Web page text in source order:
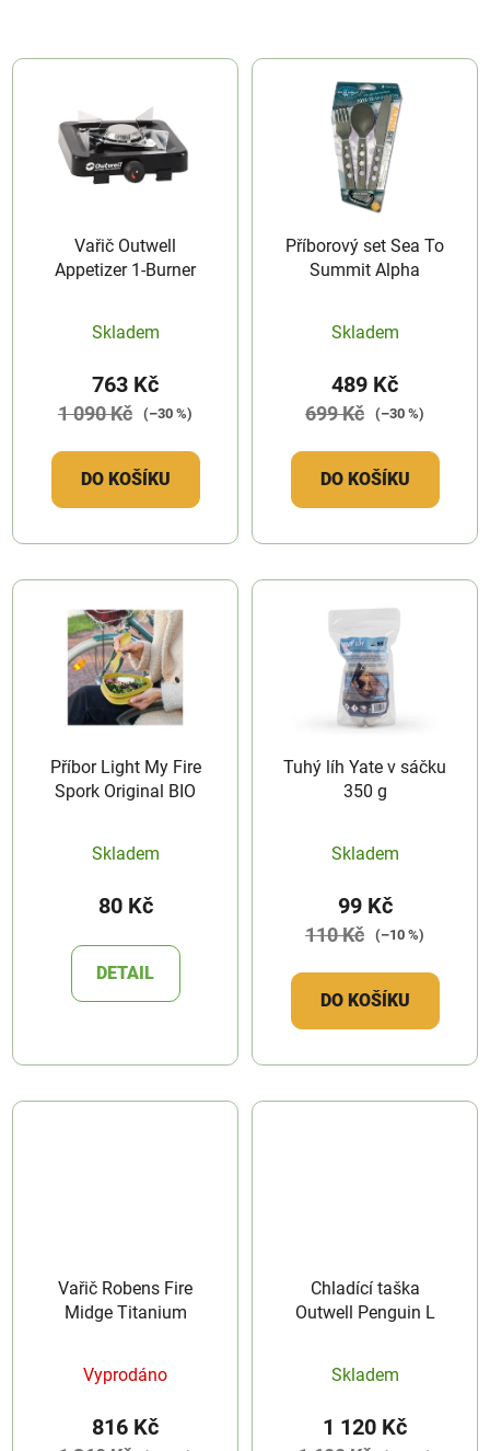
Vařič Outwell
Appetizer 1-Burner
Skladem
763 Kč
1 090 Kč (–30 %)
DO KOŠÍKU
Příborový set Sea To
Summit Alpha
Skladem
489 Kč
699 Kč (–30 %)
DO KOŠÍKU
Příbor Light My Fire
Spork Original BIO
Skladem
80 Kč
DETAIL
Tuhý líh Yate v sáčku
350 g
Skladem
99 Kč
110 Kč (–10 %)
DO KOŠÍKU
Vařič Robens Fire
Midge Titanium
Vyprodáno
816 Kč
Chladící taška
Outwell Penguin L
Skladem
1 120 Kč